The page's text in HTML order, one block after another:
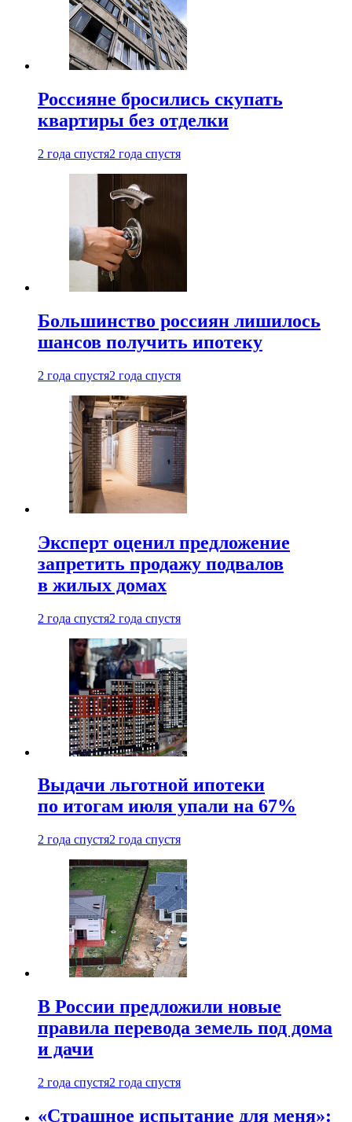
Россияне бросились скупать
квартиры без отделки
2 года спустя2 года спустя
Большинство россиян лишилось
шансов получить ипотеку
2 года спустя2 года спустя
Эксперт оценил предложение
запретить продажу подвалов
в жилых домах
2 года спустя2 года спустя
Выдачи льготной ипотеки
по итогам июля упали на 67%
2 года спустя2 года спустя
В России предложили новые
правила перевода земель под дома
и дачи
2 года спустя2 года спустя
«Страшное испытание для меня»: